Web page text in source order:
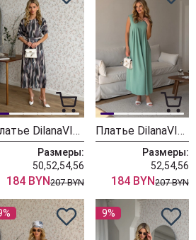
Платье DilanaVIP 2141 серо-фиолетовый принт
Размеры:
50,52,54,56
184 BYN207 BYN
Платье DilanaVIP 2140 мята
Размеры:
52,54,56
184 BYN207 BYN
9%